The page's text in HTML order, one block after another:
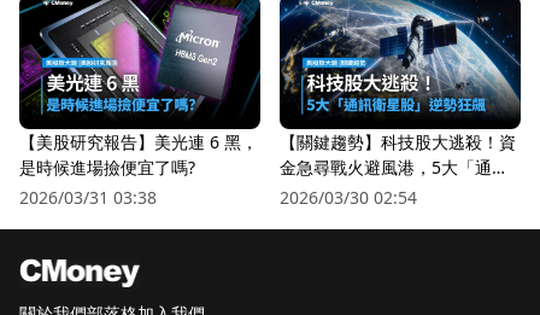
【美股研究報告】美光連 6 黑，
是時候進場撿便宜了嗎?
2026/03/31 03:38
【關鍵趨勢】科技股大逃殺！資
金急尋戰火避風港，5大「通訊
衛星股」逆勢狂飆
2026/03/30 02:54